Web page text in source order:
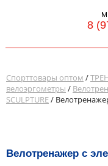
8
Спорттовары оптом /
велоэргометры /
SCULPTURE/
Велотренажер с